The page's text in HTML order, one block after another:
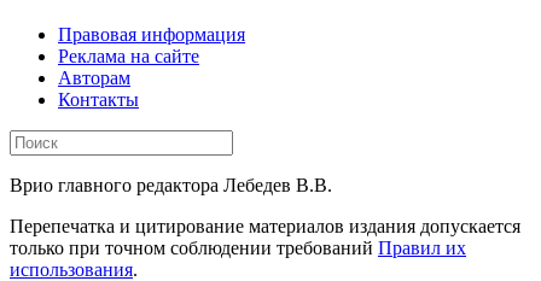
Правовая информация
Реклама на сайте
Авторам
Контакты
Врио главного редактора Лебедев В.В.
Перепечатка и цитирование материалов издания допускается
только при точном соблюдении требований Правил их
использования.